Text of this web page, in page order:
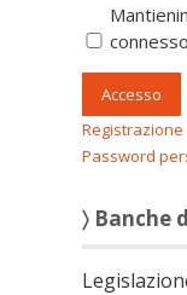
connesso
Accesso
Registrazione
Password
〉 Banche